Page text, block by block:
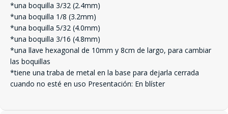
*una boquilla 3/32 (2.4mm)
*una boquilla 1/8 (3.2mm)
*una boquilla 5/32 (4.0mm)
*una boquilla 3/16 (4.8mm)
*una llave hexagonal de 10mm y 8cm de largo, para cambiar
las boquillas
*tiene una traba de metal en la base para dejarla cerrada
cuando no esté en uso Presentación: En blíster